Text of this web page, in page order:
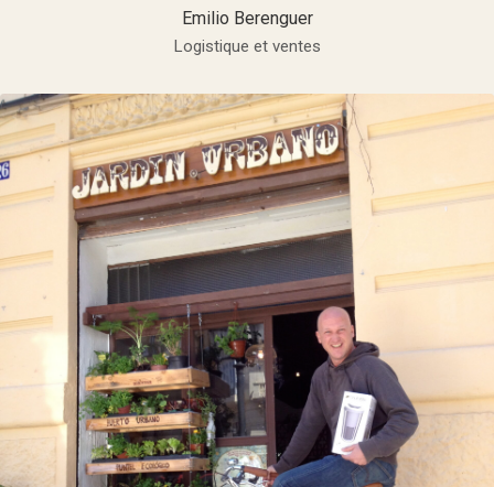
Emilio Berenguer
Logistique et ventes